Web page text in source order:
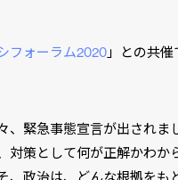
フォーラム2020 」との共催
、緊急事態宣言が出されま
対策として何が正解かわか